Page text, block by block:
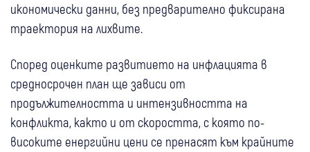
икономически данни, без предварително фиксирана
траектория на лихвите.
Според оценките развитието на инфлацията в
средносрочен план ще зависи от
продължителността и интензивността на
конфликта, както и от скоростта, с която по-
високите енергийни цени се пренасят към крайните